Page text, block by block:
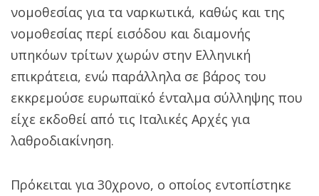
νομοθεσίας για τα ναρκωτικά, καθώς και της
νομοθεσίας περί εισόδου και διαμονής
υπηκόων τρίτων χωρών στην Ελληνική
επικράτεια, ενώ παράλληλα σε βάρος του
εκκρεμούσε ευρωπαϊκό ένταλμα σύλληψης που
είχε εκδοθεί από τις Ιταλικές Αρχές για
λαθροδιακίνηση.
Πρόκειται για 30χρονο, ο οποίος εντοπίστηκε